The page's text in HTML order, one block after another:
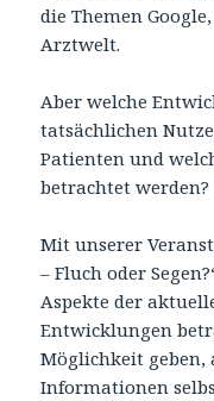
die Themen
Arztwelt.
Aber welche
tatsächlichen
Patienten und
betrachtet werden?
Mit unserer
– Fluch oder
Aspekte der
Entwicklungen
Möglichkeit
Informationen